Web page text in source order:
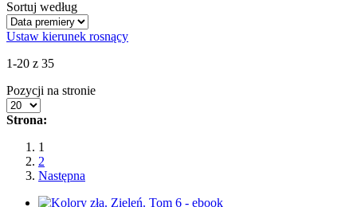
Sortuj według
Ustaw kierunek rosnący
1-20 z 35
Pozycji na stronie
Strona:
1
2
Następna